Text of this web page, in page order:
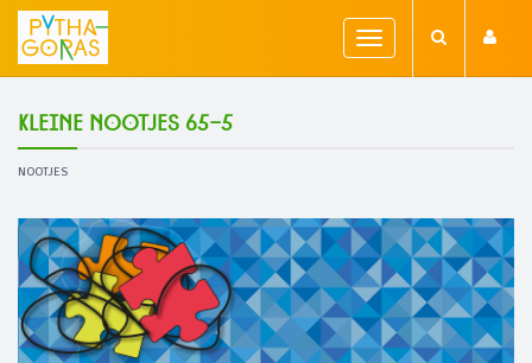
Toggle
navigation
Kleine nootjes 65-5
NOOTJES